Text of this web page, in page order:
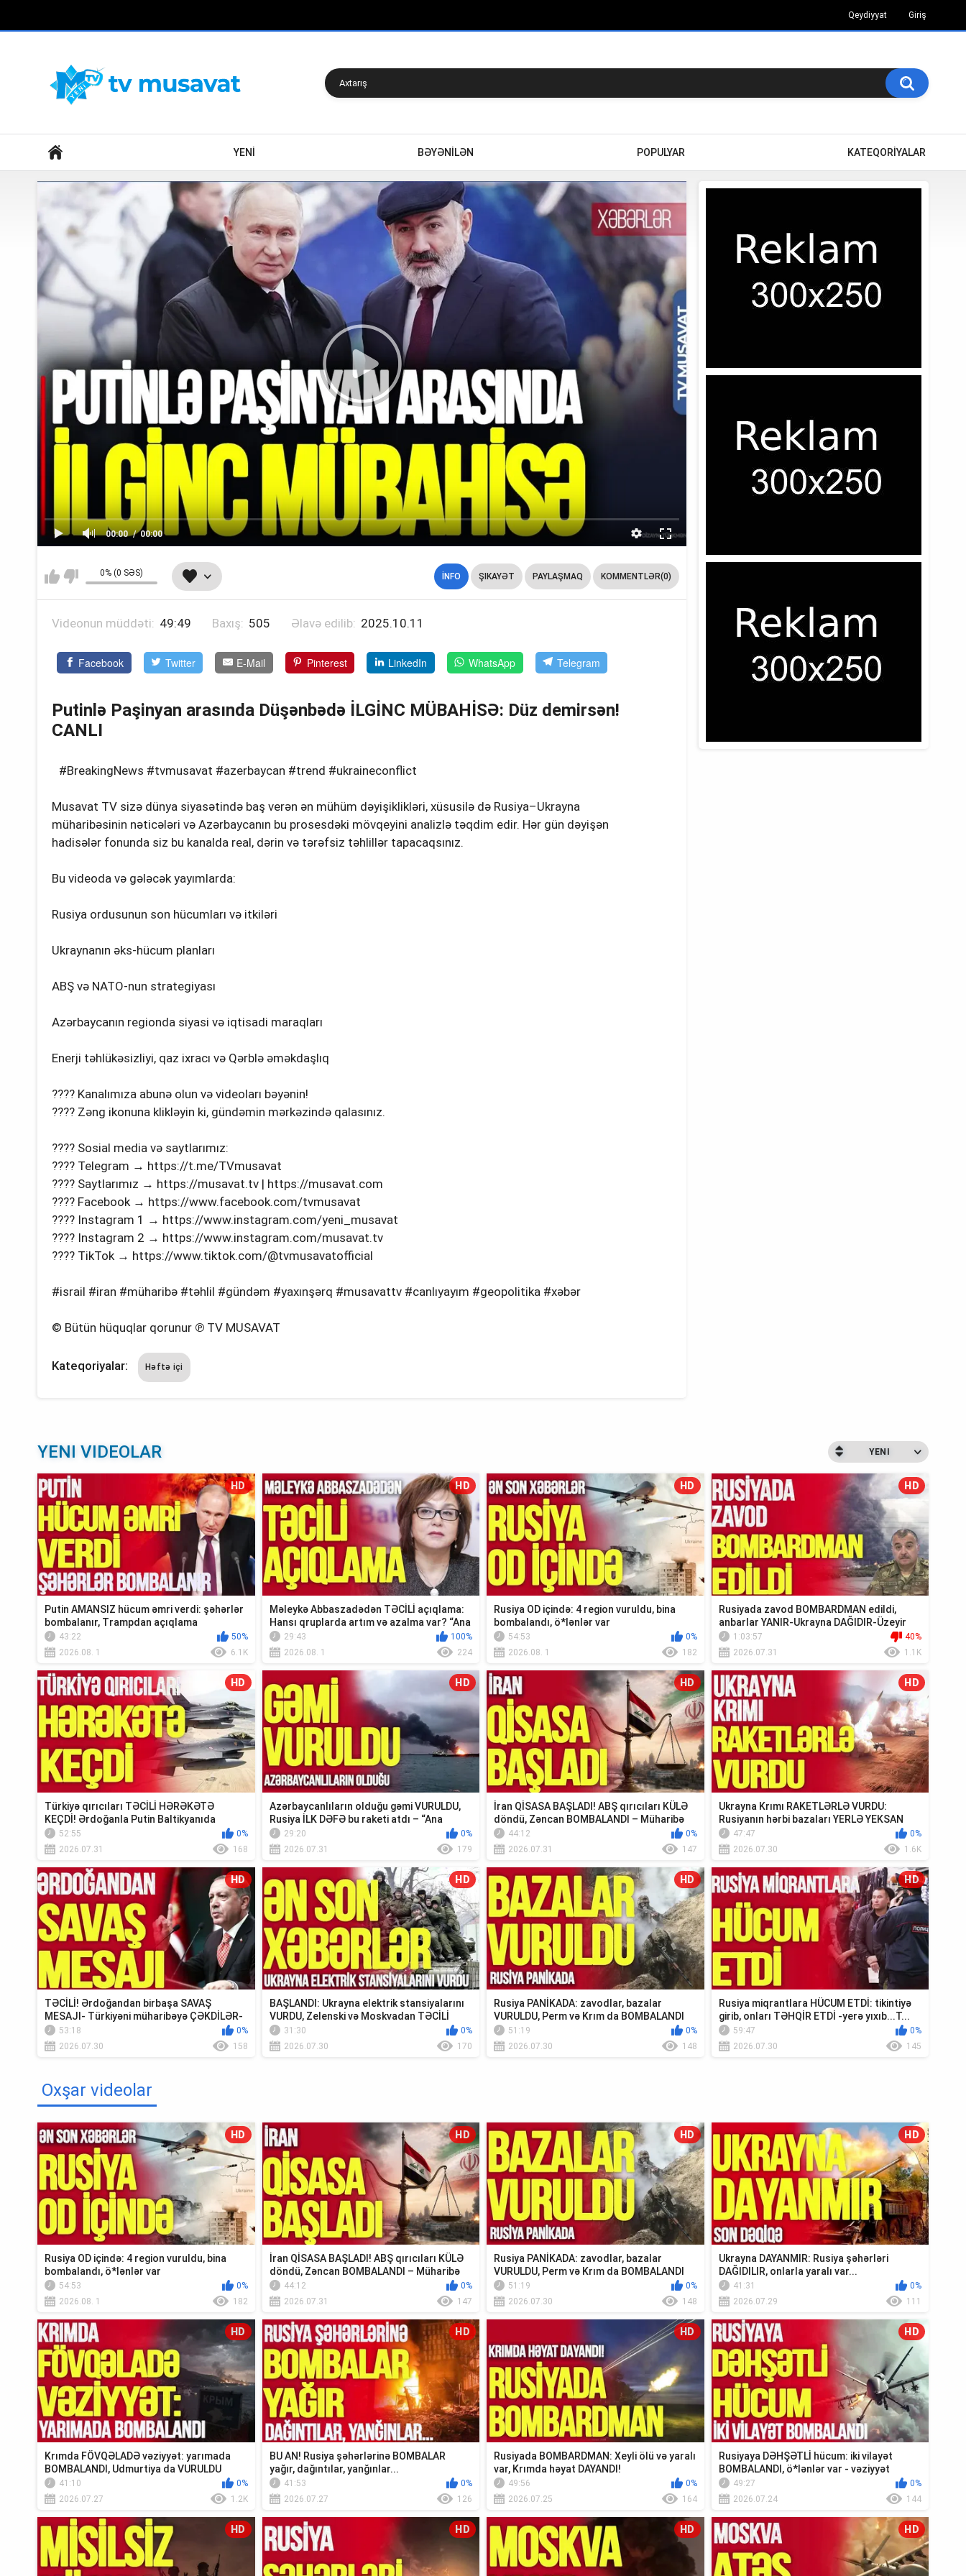
Qeydiyyat Giriş
YENİ BƏYƏNİLƏN POPULYAR KATEQORİYALAR
00:00 00:00
0% (0 SƏS) İNFO ŞIKAYƏT PAYLAŞMAQ KOMMENTLƏR(0)
Videonun müddəti: 49:49 Baxış: 505 Əlavə edilib: 2025.10.11
Facebook Twitter E-Mail Pinterest LinkedIn WhatsApp Telegram
Putinlə Paşinyan arasında Düşənbədə İLGİNC MÜBAHİSƏ: Düz demirsən!
CANLI
#BreakingNews #tvmusavat #azerbaycan #trend #ukraineconflict
Musavat TV sizə dünya siyasətində baş verən ən mühüm dəyişiklikləri, xüsusilə də Rusiya–Ukrayna
müharibəsinin nəticələri və Azərbaycanın bu prosesdəki mövqeyini analizlə təqdim edir. Hər gün dəyişən
hadisələr fonunda siz bu kanalda real, dərin və tərəfsiz təhlillər tapacaqsınız.
Bu videoda və gələcək yayımlarda:
Rusiya ordusunun son hücumları və itkiləri
Ukraynanın əks-hücum planları
ABŞ və NATO-nun strategiyası
Azərbaycanın regionda siyasi və iqtisadi maraqları
Enerji təhlükəsizliyi, qaz ixracı və Qərblə əməkdaşlıq
???? Kanalımıza abunə olun və videoları bəyənin!
???? Zəng ikonuna klikləyin ki, gündəmin mərkəzində qalasınız.
???? Sosial media və saytlarımız:
???? Telegram → https://t.me/TVmusavat
???? Saytlarımız → https://musavat.tv | https://musavat.com
???? Facebook → https://www.facebook.com/tvmusavat
???? Instagram 1 → https://www.instagram.com/yeni_musavat
???? Instagram 2 → https://www.instagram.com/musavat.tv
???? TikTok → https://www.tiktok.com/@tvmusavatofficial
#israil #iran #müharibə #təhlil #gündəm #yaxınşərq #musavattv #canlıyayım #geopolitika #xəbər
© Bütün hüquqlar qorunur ℗ TV MUSAVAT
Kateqoriyalar: Həftə içi
YENI VIDEOLAR YENI
HD
Putin AMANSIZ hücum əmri verdi: şəhərlər
bombalanır, Trampdan açıqlama
43:22
50%
2026.08. 1
6.1K
HD
Məleykə Abbaszadədən TƏCİLİ açıqlama:
Hansı qruplarda artım və azalma var? “Ana
Xə...29:43
100%
2026.08. 1
224
HD
Rusiya OD içində: 4 region vuruldu, bina
bombalandı, ö*lənlər var
54:53
0%
2026.08. 1
182
HD
Rusiyada zavod BOMBARDMAN edildi,
anbarlar YANIR-Ukrayna DAĞIDIR-Üzeyir
Cəfərov Ca...
1:03:57
40%
2026.07.31
1.1K
HD
Türkiyə qırıcıları TƏCİLİ HƏRƏKƏTƏ
KEÇDİ! Ərdoğanla Putin Baltikyanıda
TOQQUŞUR-TV...
52:55
0%
2026.07.31
168
HD
Azərbaycanlıların olduğu gəmi VURULDU,
Rusiya İLK DƏFƏ bu raketi atdı – “Ana
Xəbər”
29:20
0%
2026.07.31
179
HD
İran QİSASA BAŞLADI! ABŞ qırıcıları KÜLƏ
döndü, Zəncan BOMBALANDI – Müharibə
xəbər...
44:12
0%
2026.07.31
147
HD
Ukrayna Krımı RAKETLƏRLƏ VURDU:
Rusiyanın hərbi bazaları YERLƏ YEKSAN
EDİLDİ - TV ...
47:47
0%
2026.07.30
1.6K
HD
TƏCİLİ! Ərdoğandan birbaşa SAVAŞ
MESAJI- Türkiyəni müharibəyə ÇƏKDİLƏR-
TV Müsavat
53:18
0%
2026.07.30
158
HD
BAŞLANDI: Ukrayna elektrik stansiyalarını
VURDU, Zelenski və Moskvadan TƏCİLİ
Krım...
31:30
0%
2026.07.30
170
HD
Rusiya PANİKADA: zavodlar, bazalar
VURULDU, Perm və Krım da BOMBALANDI
51:19
0%
2026.07.30
148
HD
Rusiya miqrantlara HÜCUM ETDİ: tikintiyə
girib, onları TƏHQİR ETDİ -yerə yıxıb...T...
59:47
0%
2026.07.30
145
Oxşar videolar
HD
Rusiya OD içində: 4 region vuruldu, bina
bombalandı, ö*lənlər var
54:53
0%
2026.08. 1
182
HD
İran QİSASA BAŞLADI! ABŞ qırıcıları KÜLƏ
döndü, Zəncan BOMBALANDI – Müharibə
xəbər...
44:12
0%
2026.07.31
147
HD
Rusiya PANİKADA: zavodlar, bazalar
VURULDU, Perm və Krım da BOMBALANDI
51:19
0%
2026.07.30
148
HD
Ukrayna DAYANMIR: Rusiya şəhərləri
DAĞIDILIR, onlarla yaralı var...
41:31
0%
2026.07.29
111
HD
Krımda FÖVQƏLADƏ vəziyyət: yarımada
BOMBALANDI, Udmurtiya da VURULDU
41:10
0%
2026.07.27
1.2K
HD
BU AN! Rusiya şəhərlərinə BOMBALAR
yağır, dağıntılar, yanğınlar...
41:53
0%
2026.07.27
126
HD
Rusiyada BOMBARDMAN: Xeyli ölü və yaralı
var, Krımda həyat DAYANDI!
49:56
0%
2026.07.25
164
HD
Rusiyaya DƏHŞƏTLİ hücum: iki vilayət
BOMBALANDI, ö*lənlər var - vəziyyət
ağırdır...
49:27
0%
2026.07.24
144
HD HD HD HD